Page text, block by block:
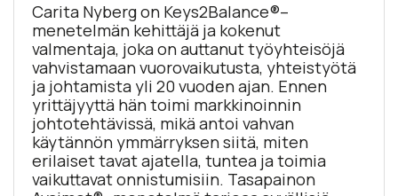
Carita Nyberg on Keys2Balance®–
menetelmän kehittäjä ja kokenut
valmentaja, joka on auttanut työyhteisöjä
vahvistamaan vuorovaikutusta, yhteistyötä
ja johtamista yli 20 vuoden ajan. Ennen
yrittäjyyttä hän toimi markkinoinnin
johtotehtävissä, mikä antoi vahvan
käytännön ymmärryksen siitä, miten
erilaiset tavat ajatella, tuntea ja toimia
vaikuttavat onnistumisiin. Tasapainon